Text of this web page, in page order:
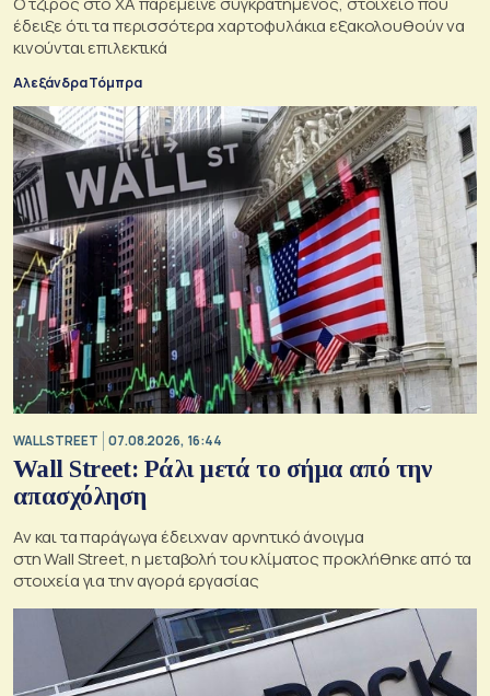
έδειξε ότι τα περισσότερα χαρτοφυλάκια εξακολουθούν να
κινούνται επιλεκτικά
Αλεξάνδρα Τόμπρα
WALL STREET 07.08.2026, 16:44
Wall Street: Ράλι μετά το σήμα από την
απασχόληση
Αν και τα παράγωγα έδειχναν αρνητικό άνοιγμα
στη Wall Street, η μεταβολή του κλίματος προκλήθηκε από τα
στοιχεία για την αγορά εργασίας